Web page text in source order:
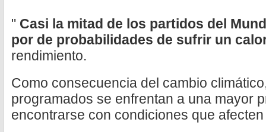
" Casi la mitad de los partidos del
por de probabilidades de sufrir un
rendimiento.
Como consecuencia del cambio
programados se enfrentan a una mayor
encontrarse con condiciones que